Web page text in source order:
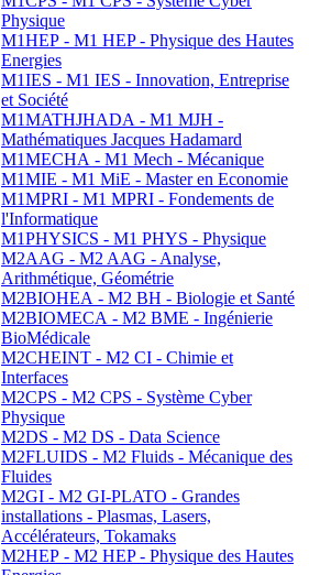
Physique
M1HEP - M1 HEP - Physique des Hautes
Energies
M1IES - M1 IES - Innovation, Entreprise
et Société
M1MATHJHADA - M1 MJH -
Mathématiques Jacques Hadamard
M1MECHA - M1 Mech - Mécanique
M1MIE - M1 MiE - Master en Economie
M1MPRI - M1 MPRI - Fondements de
l'Informatique
M1PHYSICS - M1 PHYS - Physique
M2AAG - M2 AAG - Analyse,
Arithmétique, Géométrie
M2BIOHEA - M2 BH - Biologie et Santé
M2BIOMECA - M2 BME - Ingénierie
BioMédicale
M2CHEINT - M2 CI - Chimie et
Interfaces
M2CPS - M2 CPS - Système Cyber
Physique
M2DS - M2 DS - Data Science
M2FLUIDS - M2 Fluids - Mécanique des
Fluides
M2GI - M2 GI-PLATO - Grandes
installations - Plasmas, Lasers,
Accélérateurs, Tokamaks
M2HEP - M2 HEP - Physique des Hautes